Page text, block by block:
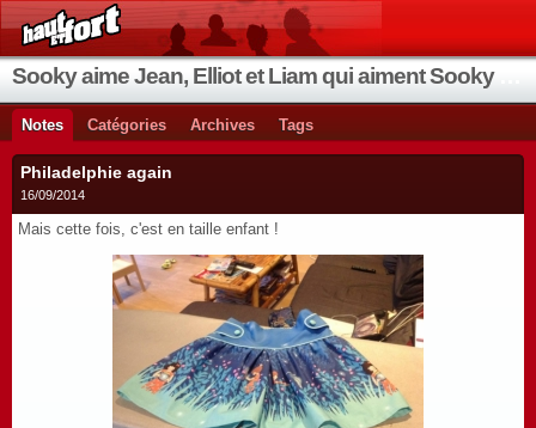
Notes Catégories Archives Tags
Philadelphie again
16/09/2014
Mais cette fois, c'est en taille enfant !